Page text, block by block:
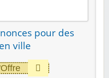
pour des
ville